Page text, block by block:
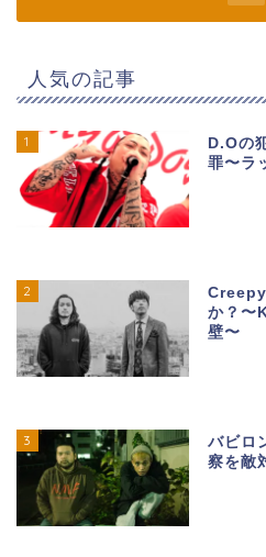
人気の記事
1
D.Oの
罪〜ラ
2
か？〜
壁〜
3
バビロ
察を敵